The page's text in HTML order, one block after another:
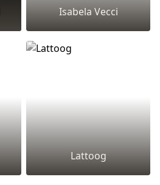
Isabela Vecci
Lattoog